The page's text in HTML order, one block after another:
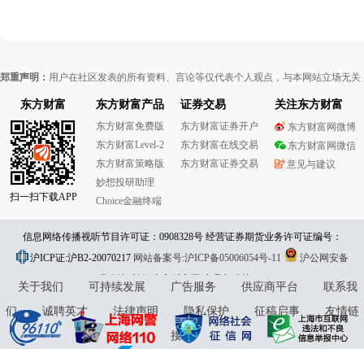
郑重声明： 用户在社区发表的所有资料、言论等仅代表个人观点，与本网站立场无
东方财富
扫一扫下载APP
东方财富产品
东方财富免费版
东方财富Level-2
东方财富策略版
妙想投研助理
Choice金融终端
证券交易
东方财富证券开户
东方财富在线交易
东方财富证券交易
关注东方财富
东方财富网微博
东方财富网微信
意见与建议
信息网络传播视听节目许可证：0908328号 经营证券期货业务许可证编号：
913101046312860336 违法和不良信息举报:021-61278686 举报邮箱：
jubao@eastmoney.com
沪ICP证:沪B2-20070217 网站备案号:沪ICP备05006054号-11
沪公网安备
31010402000120号版权所有:东方财富网意见与建议:4000300059/952500
关于我们 可持续发展 广告服务 供应商平台
联系我
们
诚聘英才 法律声明 隐私保护 征稿启事
友情链
接